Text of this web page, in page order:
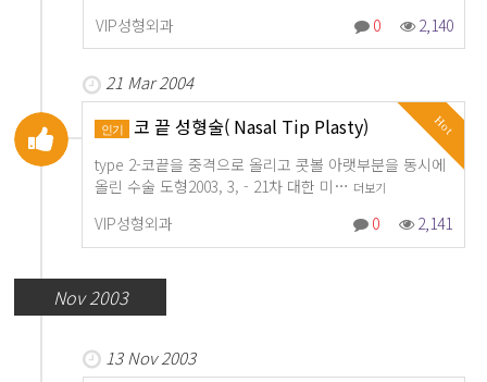
VIP성형외과 0 2,140
21 Mar 2004
Hot
인기 코 끝 성형술( Nasal Tip Plasty)
type 2-코끝을 중격으로 올리고 콧볼 아랫부분을 동시에
올린 수술 도형2003, 3, - 21차 대한 미… 더보기
VIP성형외과 0 2,141
Nov 2003
13 Nov 2003